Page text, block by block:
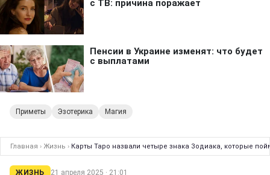
Приметы Эзотерика Магия
Главная › Жизнь › Карты Таро назвали четыре знака Зодиака, которые
ЖИЗНЬ 21 апреля 2025 · 21:01